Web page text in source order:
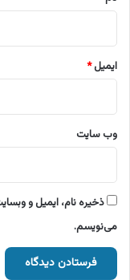
ایمیل*
وب‌ سایت
ذخیره نام، ایمیل و
می‌نویسم.